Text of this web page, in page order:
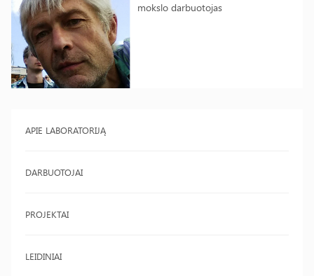
mokslo darbuotojas
APIE LABORATORIJĄ
DARBUOTOJAI
PROJEKTAI
LEIDINIAI